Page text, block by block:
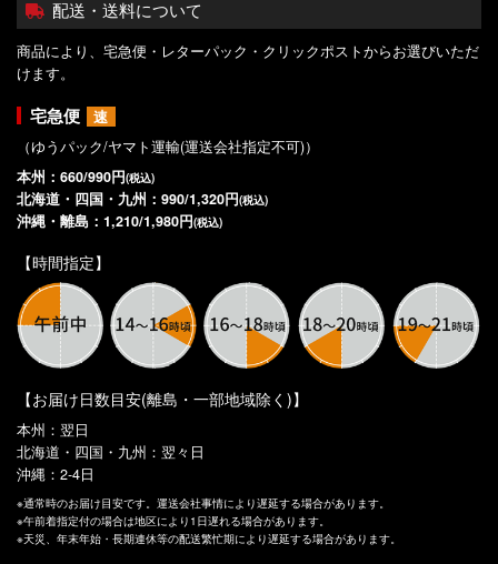
配送・送料について
商品により、宅急便・レターパック・クリックポストからお選びいただ
けます。
宅急便
速
（ゆうパック/ヤマト運輸(運送会社指定不可)）
本州：660/990円(税込)
北海道・四国・九州：990/1,320円(税込)
沖縄・離島：1,210/1,980円(税込)
【時間指定】
【お届け日数目安(離島・一部地域除く)】
本州：翌日
北海道・四国・九州：翌々日
沖縄：2-4日
※通常時のお届け目安です。運送会社事情により遅延する場合があります。
※午前着指定付の場合は地区により1日遅れる場合があります。
※天災、年末年始・長期連休等の配送繁忙期により遅延する場合があります。